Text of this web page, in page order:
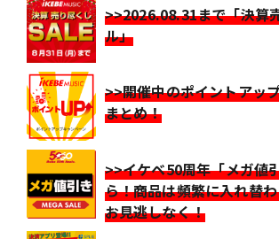
>>2026.08.31まで「決算
ル」
>>開催中のポイントアッ
まとめ！
>>イケベ50周年「メガ値
ら！商品は頻繁に入れ替
お見逃しなく！